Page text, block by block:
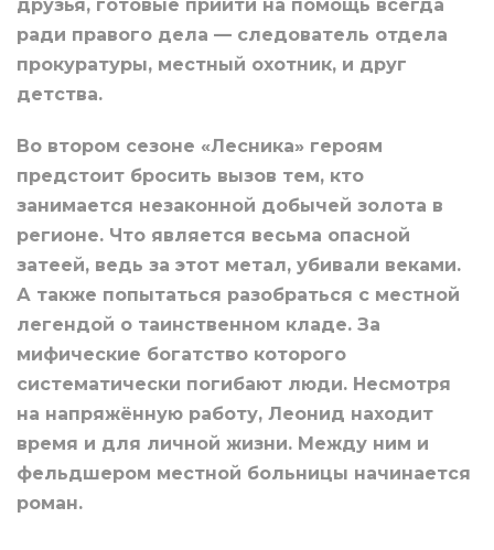
друзья, готовые прийти на помощь всегда
ради правого дела — следователь отдела
прокуратуры, местный охотник, и друг
детства.
Во втором сезоне «Лесника» героям
предстоит бросить вызов тем, кто
занимается незаконной добычей золота в
регионе. Что является весьма опасной
затеей, ведь за этот метал, убивали веками.
А также попытаться разобраться с местной
легендой о таинственном кладе. За
мифические богатство которого
систематически погибают люди. Несмотря
на напряжённую работу, Леонид находит
время и для личной жизни. Между ним и
фельдшером местной больницы начинается
роман.